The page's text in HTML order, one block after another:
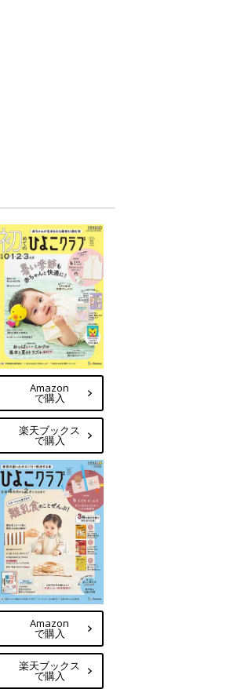
Amazon
で購入
楽天ブックス
で購入
Amazon
で購入
楽天ブックス
で購入